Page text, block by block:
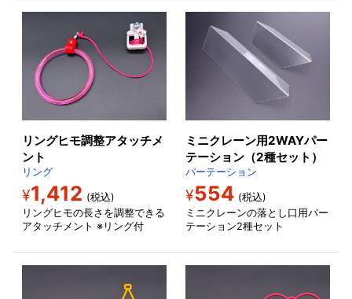
リングヒモ調整アタッチメ
ント
リング
¥1,412 (税込)
リングヒモの長さを調整できる
アタッチメント ※リング付
ミニクレーン用2WAYパー
テーション（2種セット）
パーテーション
¥554 (税込)
ミニクレーンの落とし口用パー
テーション2種セット